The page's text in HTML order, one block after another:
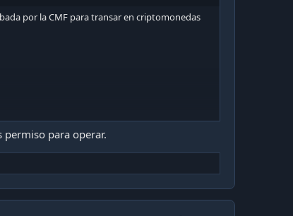
por la CMF para transar en criptomonedas
para operar.